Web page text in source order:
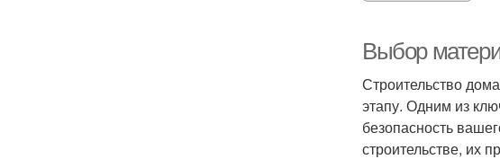
Выбор
Строительство
этапу. Одним из
безопасность
строительстве, их